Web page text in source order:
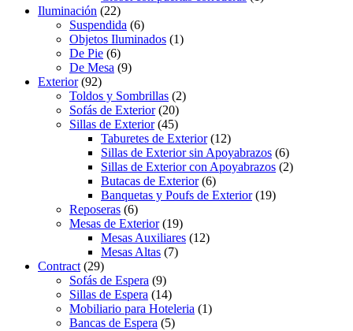
Iluminación (22)
Suspendida (6)
Objetos Iluminados (1)
De Pie (6)
De Mesa (9)
Exterior(92)
Toldos y Sombrillas (2)
Sofás de Exterior(20)
Sillas de Exterior(45)
Taburetes de Exterior(12)
Sillas de Exterior sin Apoyabrazos (6)
Sillas de Exterior con Apoyabrazos (2)
Butacas de Exterior(6)
Banquetas y Poufs de Exterior(19)
Reposeras (6)
Mesas de Exterior(19)
Mesas Auxiliares (12)
Mesas Altas (7)
Contract (29)
Sofás de Espera (9)
Sillas de Espera (14)
Mobiliario para Hoteleria (1)
Bancas de Espera (5)